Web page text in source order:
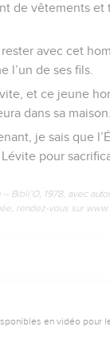
de vêtements et
avec cet
l’un de ses fils.
et ce jeune
dans sa maison.
je sais que
pour
Bibli’O, 1978, avec
rendez-vous sur
en vidéo pour